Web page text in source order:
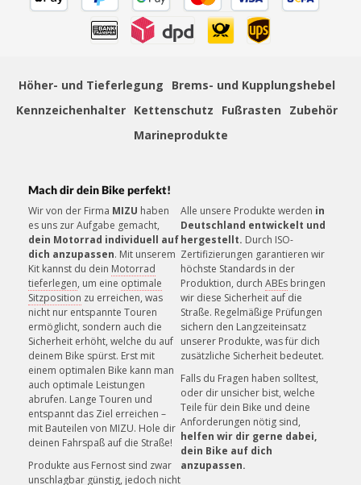
Schnelle und bequeme Lieferung von Tür zu Tür
ZAHLUNGSSICHERHEIT
Mehrere sichere Zahlungsmethoden
KUNDENSERVICE
Unsere Mitarbeiter helfen gerne!
Höher- und Tieferlegung
Brems- und Kupplungshebel
Kennzeichenhalter
Kettenschutz Fußrasten
Zubehör
Marineprodukte
Mach dir dein Bike perfekt!
Wir von der Firma MIZU haben
es uns zur Aufgabe gemacht,
dein Motorrad individuell auf
dich anzupassen. Mit unserem
Kit kannst du dein Motorrad
tieferlegen, um eine optimale
Sitzposition zu erreichen, was
nicht nur entspannte Touren
ermöglicht, sondern auch die
Sicherheit erhöht, welche du auf
deinem Bike spürst. Erst mit
einem optimalen Bike kann man
auch optimale Leistungen
abrufen. Lange Touren und
entspannt das Ziel erreichen –
mit Bauteilen von MIZU. Hole dir
deinen Fahrspaß auf die Straße!
Produkte aus Fernost sind zwar
unschlagbar günstig, jedoch nicht
Alle unsere Produkte werden in
Deutschland entwickelt und
hergestellt. Durch ISO-
Zertifizierungen garantieren wir
höchste Standards in der
Produktion, durch ABEs bringen
wir diese Sicherheit auf die
Straße. Regelmäßige Prüfungen
sichern den Langzeiteinsatz
unserer Produkte, was für dich
zusätzliche Sicherheit bedeutet.
Falls du Fragen haben solltest,
oder dir unsicher bist, welche
Teile für dein Bike und deine
Anforderungen nötig sind,
helfen wir dir gerne dabei,
dein Bike auf dich
anzupassen.